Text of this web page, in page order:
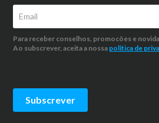
Para receber conselhos, promocões e
Ao subscrever, aceita a nossa politica de
Subscrever